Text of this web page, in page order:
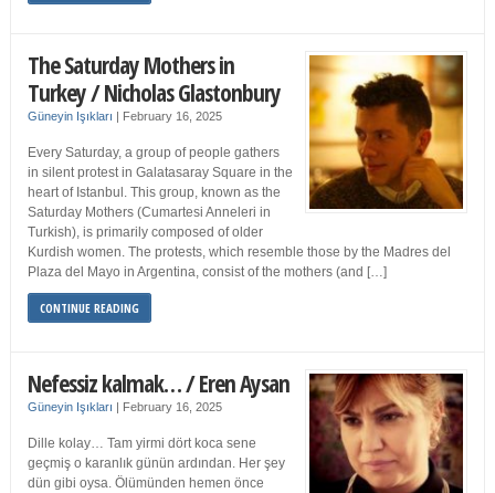
The Saturday Mothers in
Turkey / Nicholas Glastonbury
Güneyin Işıkları | February 16, 2025
Every Saturday, a group of people gathers
in silent protest in Galatasaray Square in the
heart of Istanbul. This group, known as the
Saturday Mothers (Cumartesi Anneleri in
Turkish), is primarily composed of older
Kurdish women. The protests, which resemble those by the Madres del
Plaza del Mayo in Argentina, consist of the mothers (and […]
CONTINUE READING
Nefessiz kalmak… / Eren Aysan
Güneyin Işıkları | February 16, 2025
Dille kolay… Tam yirmi dört koca sene
geçmiş o karanlık günün ardından. Her şey
dün gibi oysa. Ölümünden hemen önce